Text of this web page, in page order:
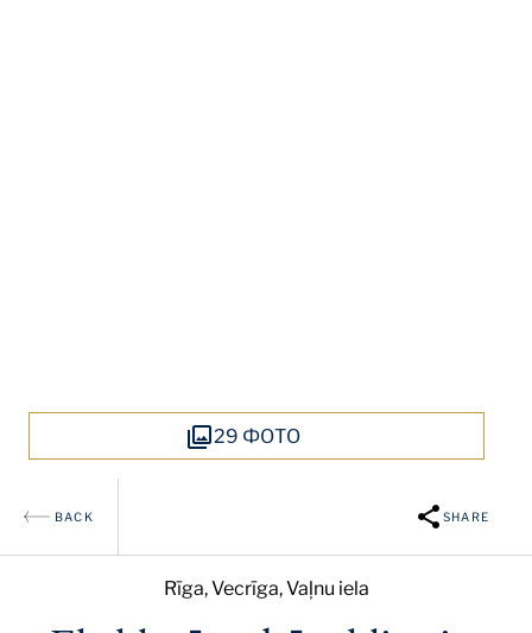
29 ФОТО
BACK SHARE
Rīga, Vecrīga, Vaļnu iela